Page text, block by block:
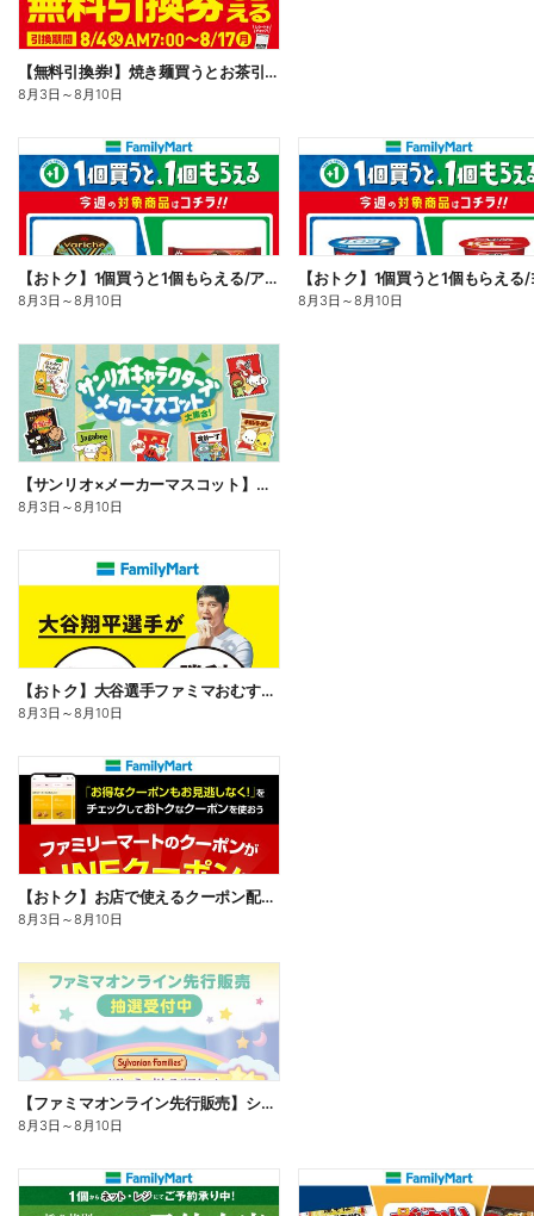
【無料引換券!】焼き麺買うとお茶引換券貰える!
8月3日 ～8月10日
【おトク】1個買うと1個もらえる/アイス
8月3日 ～8月10日 8月3日 ～8月10日
【サンリオ×メーカーマスコット】オリジナルグッズ貰える!
8月3日 ～8月10日
【おトク】大谷選手ファミマおむすび割
8月3日 ～8月10日
【おトク】お店で使えるクーポン配信中
8月3日 ～8月10日
【ファミマオンライン先行販売】シルバニアファミリー
8月3日 ～8月10日